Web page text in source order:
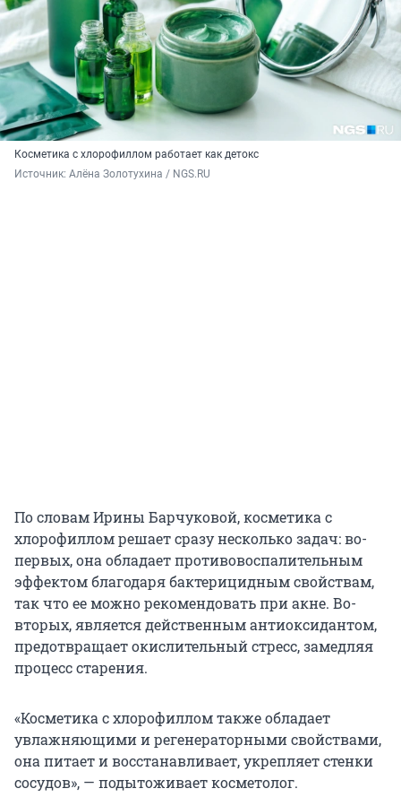
Косметика с хлорофиллом работает как детокс
Источник: Алёна Золотухина / NGS.RU
По словам Ирины Барчуковой, косметика с
хлорофиллом решает сразу несколько задач: во-
первых, она обладает противовоспалительным
эффектом благодаря бактерицидным свойствам,
так что ее можно рекомендовать при акне. Во-
вторых, является действенным антиоксидантом,
предотвращает окислительный стресс, замедляя
процесс старения.
«Косметика с хлорофиллом также обладает
увлажняющими и регенераторными свойствами,
она питает и восстанавливает, укрепляет стенки
сосудов», — подытоживает косметолог.